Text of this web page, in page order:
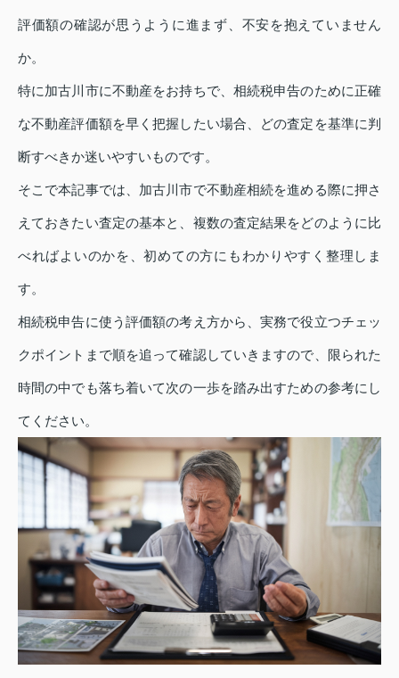
評価額の確認が思うように進まず、不安を抱えていません
か。
特に加古川市に不動産をお持ちで、相続税申告のために正確
な不動産評価額を早く把握したい場合、どの査定を基準に判
断すべきか迷いやすいものです。
そこで本記事では、加古川市で不動産相続を進める際に押さ
えておきたい査定の基本と、複数の査定結果をどのように比
べればよいのかを、初めての方にもわかりやすく整理しま
す。
相続税申告に使う評価額の考え方から、実務で役立つチェッ
クポイントまで順を追って確認していきますので、限られた
時間の中でも落ち着いて次の一歩を踏み出すための参考にし
てください。